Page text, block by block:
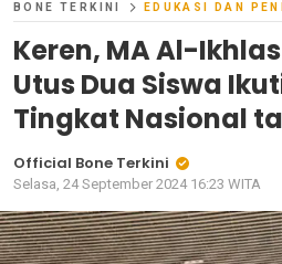
BONE TERKINI EDUKASI DAN
Keren, MA Al-
Utus Dua Siswa
Tingkat Nasional
Official Bone Terkini
Selasa, 24 September 2024 16:23 WITA